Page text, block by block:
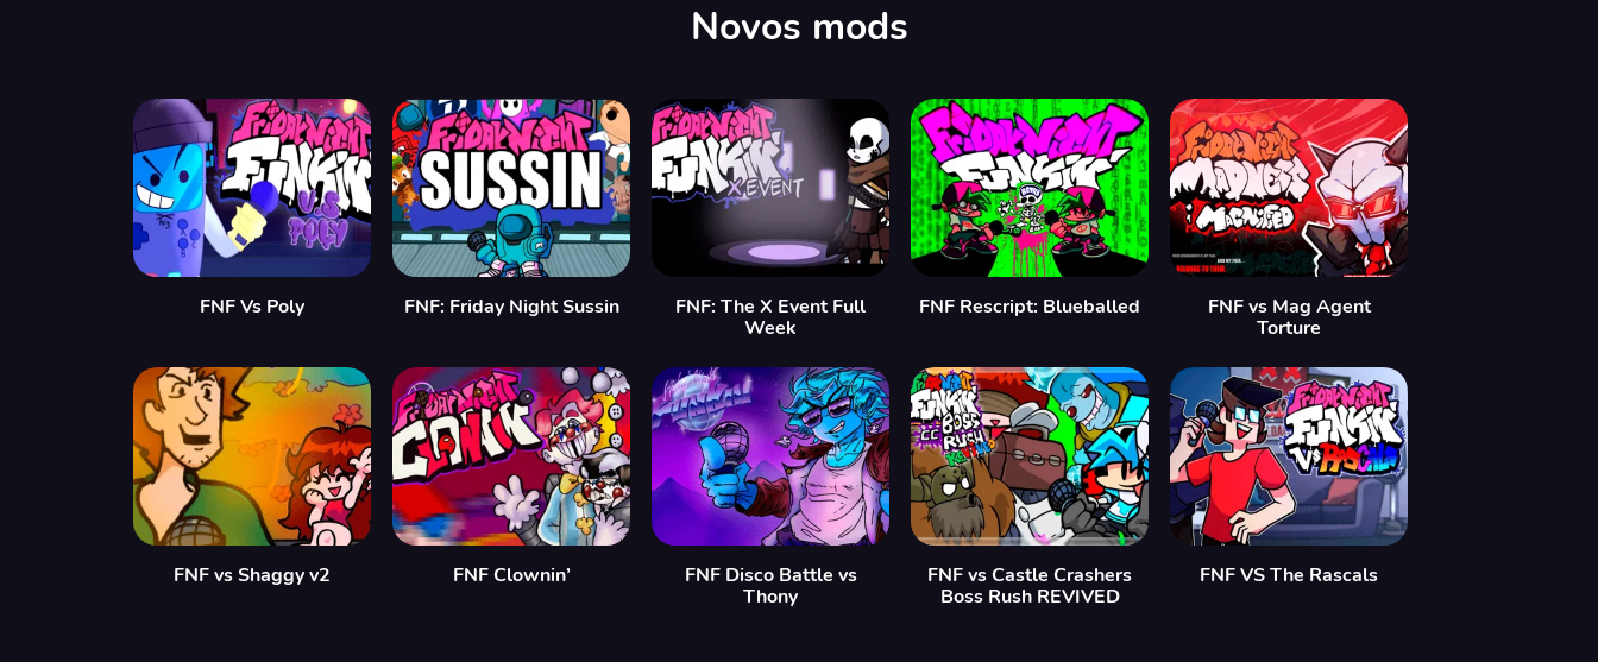
Novos mods
FNF Vs Poly FNF: Friday Night Sussin
FNF: The X Event Full
Week
FNF Rescript: Blueballed
FNF vs Mag Agent
Torture
FNF vs Shaggy v2 FNF Clownin’
FNF Disco Battle vs
Thony
FNF vs Castle Crashers
Boss Rush REVIVED
FNF VS The Rascals